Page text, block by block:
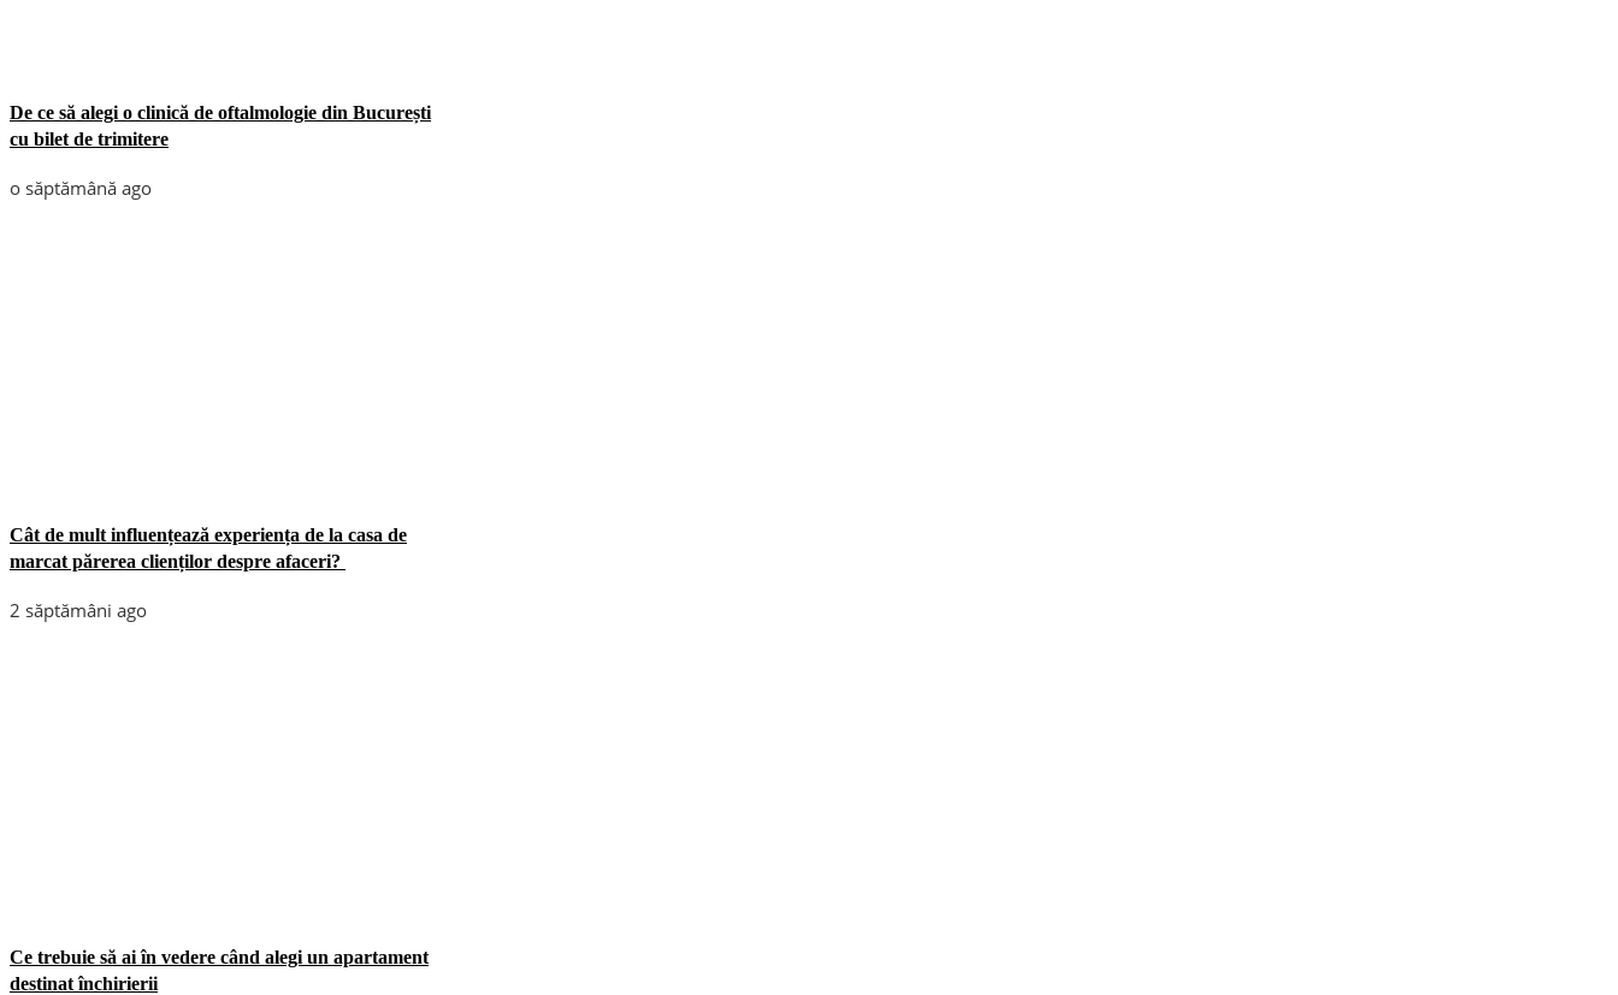
De ce să alegi o clinică de oftalmologie din București
cu bilet de trimitere
o săptămână ago
Cât de mult influențează experiența de la casa de
marcat părerea clienților despre afaceri?
2 săptămâni ago
Ce trebuie să ai în vedere când alegi un apartament
destinat închirierii